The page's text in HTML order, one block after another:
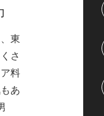
東
さ
料
あ